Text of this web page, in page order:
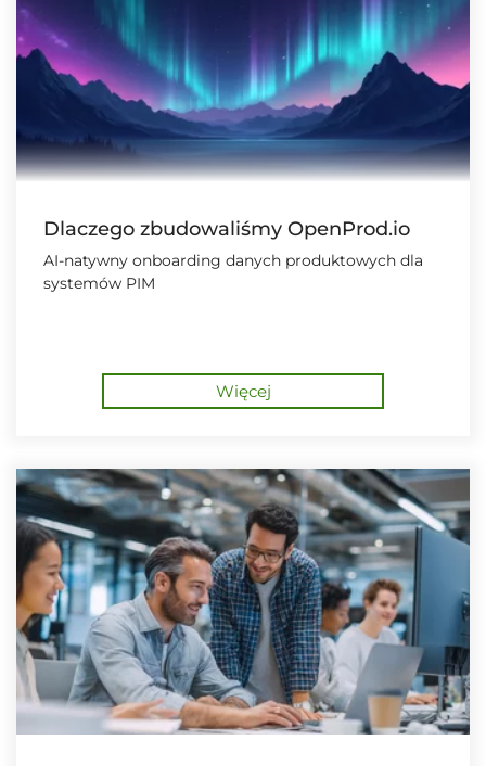
Dlaczego zbudowaliśmy OpenProd.io
AI-natywny onboarding danych produktowych dla
systemów PIM
Więcej